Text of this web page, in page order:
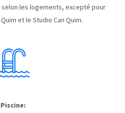
les logements, excepté pour
et le Studio Can Quim.
Piscine: